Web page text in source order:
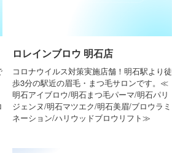
ロレインブロウ 明石店
コロナウイルス対策実施店舗！明石駅より徒
歩3分の駅近の眉毛・まつ毛サロンです。≪
明石アイブロウ/明石まつ毛パーマ/明石パリ
ジェンヌ/明石マツエク/明石美眉/ブロウラミ
ネーション/ハリウッドブロウリフト≫